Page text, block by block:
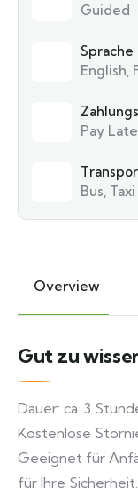
Guided
Sprache
English,
Pay
Bus, Taxi
Overview
Gut zu
Dauer: ca. 3
Kostenlose
Geeignet für
für Ihre Sicherheit.